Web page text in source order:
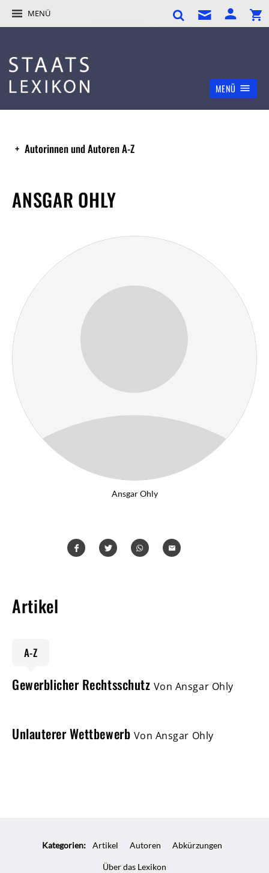
MENÜ
MENÜ
Autorinnen und Autoren A-Z
ANSGAR OHLY
Ansgar Ohly
Artikel
A-Z
Gewerblicher Rechtsschutz Von Ansgar Ohly
Unlauterer Wettbewerb Von Ansgar Ohly
Kategorien: Artikel Autoren Abkürzungen
Über das Lexikon